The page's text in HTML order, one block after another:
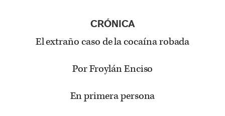
CRÓNICA
El extraño caso de la cocaína robada
Por Froylán Enciso
En primera persona